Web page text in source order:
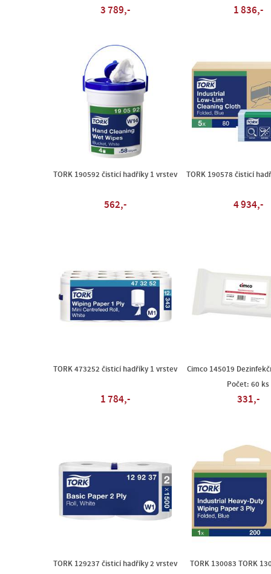
3 789,- 1 836,-
TORK 190592 čisticí hadříky 1 vrstev
562,-
TORK 190578 čisticí
4 934,-
TORK 473252 čisticí hadříky 1 vrstev
1 784,-
Cimco 145019
Počet: 60 ks
331,-
TORK 129237 čisticí hadříky 2 vrstev
TORK 130083 TORK